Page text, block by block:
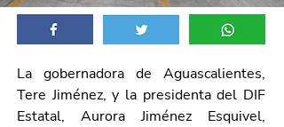
La gobernadora de Aguascalientes,
Tere Jiménez, y la presidenta del DIF
Estatal, Aurora Jiménez Esquivel,